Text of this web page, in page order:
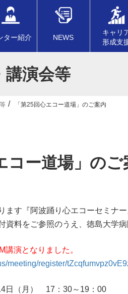
ター紹介 NEWS
キャリ
形成支
講演会等
「第25回心エコー道場」のご案内
コー道場」のご
ます『阿波踊り心エコーセミナ
資料をご参照のうえ、徳島大学
講演となりました。
meeting/register/
（月） 17：30～19：00